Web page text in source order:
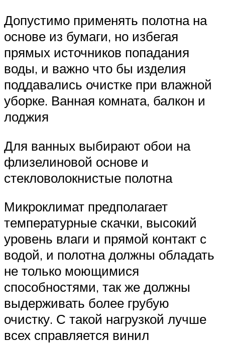
Допустимо применять полотна на
основе из бумаги, но избегая
прямых источников попадания
воды, и важно что бы изделия
поддавались очистке при влажной
уборке. Ванная комната, балкон и
лоджия
Для ванных выбирают обои на
флизелиновой основе и
стекловолокнистые полотна
Микроклимат предполагает
температурные скачки, высокий
уровень влаги и прямой контакт с
водой, и полотна должны обладать
не только моющимися
способностями, так же должны
выдерживать более грубую
очистку. С такой нагрузкой лучше
всех справляется винил